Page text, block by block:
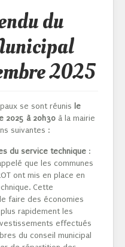
du
2025
se sont réunis le
2025 à 20h30 à la mairie
suivantes :
du service technique :
que les communes
ont mis en place en
Cette
faire des économies
rapidement les
effectués
du conseil municipal